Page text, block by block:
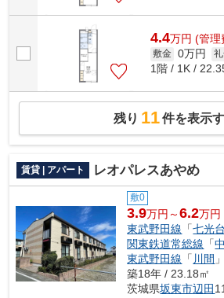
4.4万円 (管理
敷金 0万円
1階 / 1K /
残り 11件を表示
賃貸 | アパート レオパレスあやめ
敷0
3.9万円～6.2万円
東武野田線 「七光台
関東鉄道常総線 「
東武野田線 「 川間
築18年 / 23.18㎡
茨城県坂東市辺田